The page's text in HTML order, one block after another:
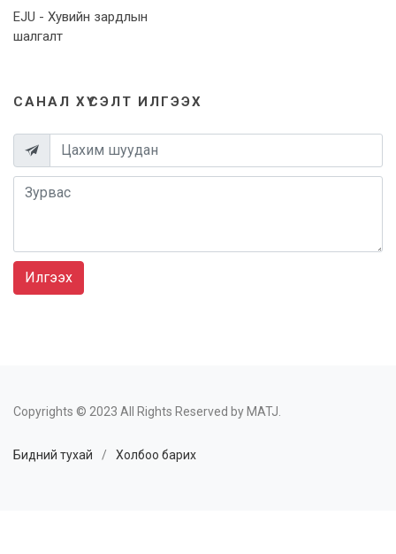
EJU - Хувийн зардлын
шалгалт
САНАЛ ХҮСЭЛТ ИЛГЭЭХ
Илгээх
Copyrights © 2023 All Rights Reserved by MATJ.
Бидний тухай / Холбоо барих